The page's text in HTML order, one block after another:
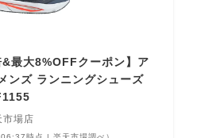
&最大8%OFFクーポン】ア
ンズ ランニングシューズ
市場店